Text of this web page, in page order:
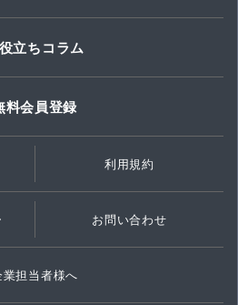
立ちコラム
料会員登録
利用規約
お問い合わせ
業担当者様へ